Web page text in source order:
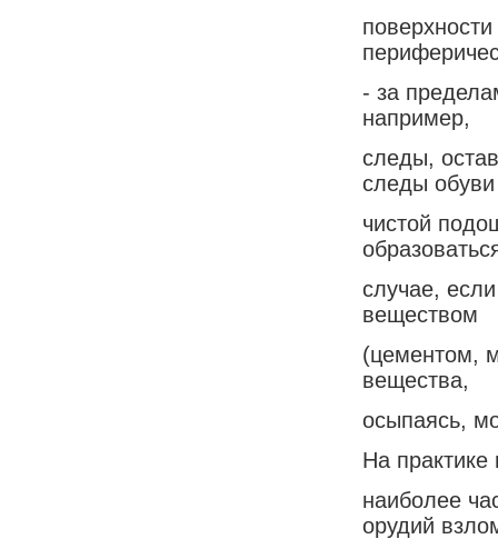
- за
например,
следы,
следы обуви
чистой
случае,
веществом
(цементом,
вещества,
осыпаясь,
На практике
наиболее
орудий